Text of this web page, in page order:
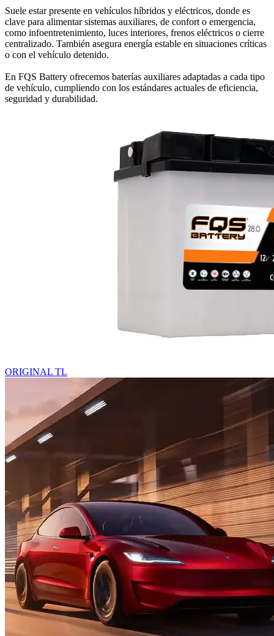
Suele estar presente en vehículos híbridos y eléctricos, donde es
clave para alimentar sistemas auxiliares, de confort o emergencia,
como infoentretenimiento, luces interiores, frenos eléctricos o cierre
centralizado. También asegura energía estable en situaciones críticas
o con el vehículo detenido.
En FQS Battery ofrecemos baterías auxiliares adaptadas a cada tipo
de vehículo, cumpliendo con los estándares actuales de eficiencia,
seguridad y durabilidad.
ORIGINAL TL